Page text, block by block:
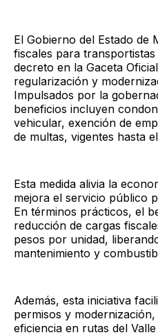
El Gobierno del Estado de
fiscales para
decreto en la Gaceta
regularización y
Impulsados por la
beneficios incluyen
vehicular, exención de
de multas, vigentes hasta
Esta medida alivia la
mejora el servicio público
En términos prácticos, el
reducción de cargas
pesos por unidad,
mantenimiento y
Además, esta iniciativa
permisos y
eficiencia en rutas del